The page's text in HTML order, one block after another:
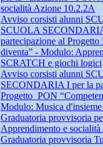
socialità Azione 10.2.2A
Avviso corsisti alunni
SCUOLA
partecipazione al
diventa” - Modulo:
SCRATCH e giochi logici
Avviso corsisti alunni
SECONDARIA I per la
Progetto PON
Modulo: Musica
Graduatoria provvisoria
Apprendimento e
Graduatoria provvisoria